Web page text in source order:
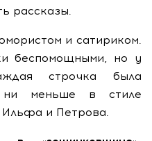
рассказы.
и сатириком.
беспомощными, но у
строчка была
меньше в стиле
и Петрова.